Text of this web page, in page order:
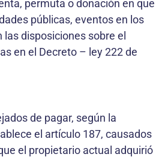
permuta o donación en que
públicas, eventos en los
disposiciones sobre el
en el Decreto – ley 222 de
de pagar, según la
el artículo 187, causados
el propietario actual adquirió